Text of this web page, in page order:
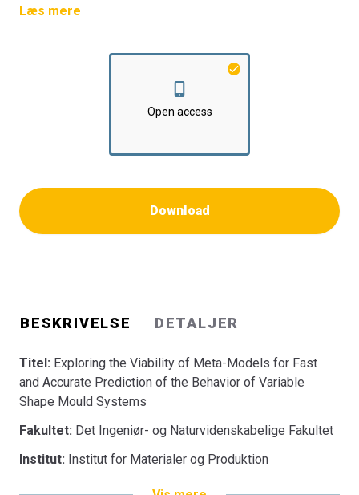
Shape Mould Systems
Institut for Materialer og Produktion
Læs mere
Open access
Download
BESKRIVELSE DETALJER
Titel: Exploring the Viability of Meta-Models for Fast
and Accurate Prediction of the Behavior of Variable
Shape Mould Systems
Fakultet: Det Ingeniør- og Naturvidenskabelige Fakultet
Institut: Institut for Materialer og Produktion